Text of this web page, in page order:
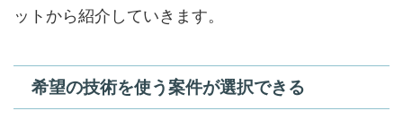
ットから紹介していきます。
希望の技術を使う案件が選択できる